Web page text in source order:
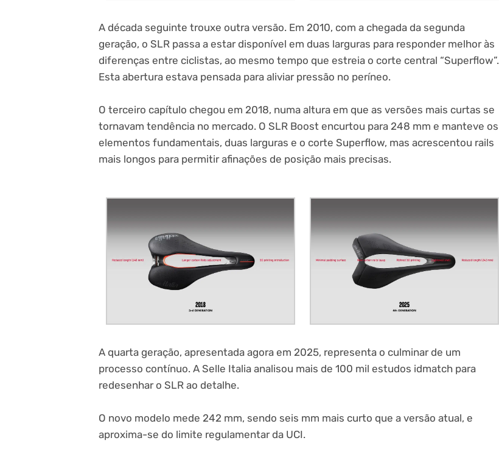
A década seguinte trouxe outra versão. Em 2010, com a chegada da segunda
geração, o SLR passa a estar disponível em duas larguras para responder melhor às
diferenças entre ciclistas, ao mesmo tempo que estreia o corte central “Superflow”.
Esta abertura estava pensada para aliviar pressão no períneo.
O terceiro capítulo chegou em 2018, numa altura em que as versões mais curtas se
tornavam tendência no mercado. O SLR Boost encurtou para 248 mm e manteve os
elementos fundamentais, duas larguras e o corte Superflow, mas acrescentou rails
mais longos para permitir afinações de posição mais precisas.
A quarta geração, apresentada agora em 2025, representa o culminar de um
processo contínuo. A Selle Italia analisou mais de 100 mil estudos idmatch para
redesenhar o SLR ao detalhe.
O novo modelo mede 242 mm, sendo seis mm mais curto que a versão atual, e
aproxima-se do limite regulamentar da UCI.